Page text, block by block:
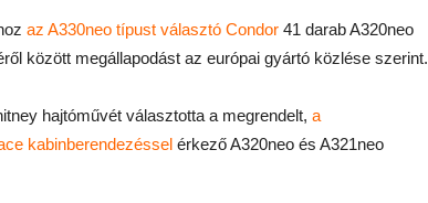
az A330neo típust választó Condor 41 darab A320neo
között megállapodást az európai gyártó közlése szerint.
hajtóművét választotta a megrendelt, a
kabinberendezéssel érkező A320neo és A321neo